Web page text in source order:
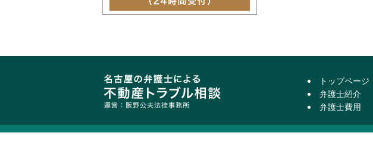
トップページ
弁護士紹介
弁護士費用